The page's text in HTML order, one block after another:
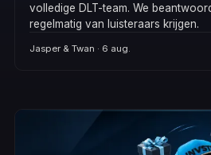
volledige DLT-team. We
regelmatig van luisteraars krijgen.
Jasper & Twan · 6 aug.